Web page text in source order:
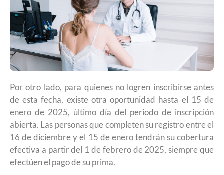
Por otro lado, para quienes no logren inscribirse antes
de esta fecha, existe otra oportunidad hasta el 15 de
enero de 2025, último día del periodo de inscripción
abierta. Las personas que completen su registro entre el
16 de diciembre y el 15 de enero tendrán su cobertura
efectiva a partir del 1 de febrero de 2025, siempre que
efectúen el pago de su prima.